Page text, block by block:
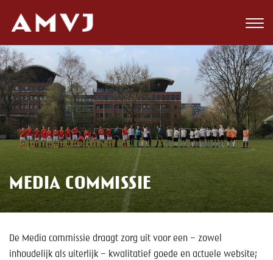
Club
Wedstrijden
Nieuws
Teams
Jeugd
Toekomst
Kalender
MEDIA COMMISSIE
De Media commissie draagt zorg uit voor een – zowel
inhoudelijk als uiterlijk – kwalitatief goede en actuele website;